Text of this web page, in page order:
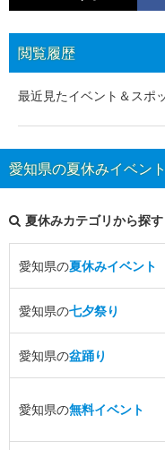
閲覧履歴
最近見たイベント＆スポ
愛知県の夏休みイベン
夏休みカテゴリから探す
愛知県の夏休みイベント
愛知県の七夕祭り
愛知県の盆踊り
愛知県の無料イベント